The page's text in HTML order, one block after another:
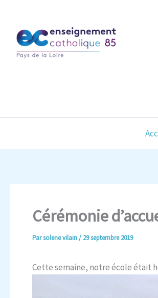
contenu
Cérémonie
Parsolene vilain/ 29 septembre 2019
Cette semaine, notre école était